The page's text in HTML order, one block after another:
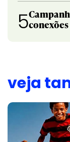
5conexões
veja